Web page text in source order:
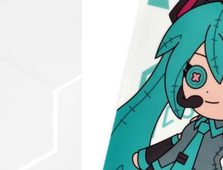
VIEW ALL...